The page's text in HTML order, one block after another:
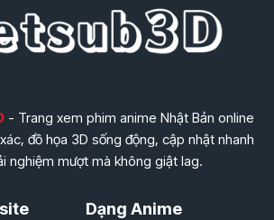
- Trang xem phim anime Nhật Bản online
đồ họa 3D sống động, cập nhật nhanh
nghiệm mượt mà không giật lag.
Dạng Anime